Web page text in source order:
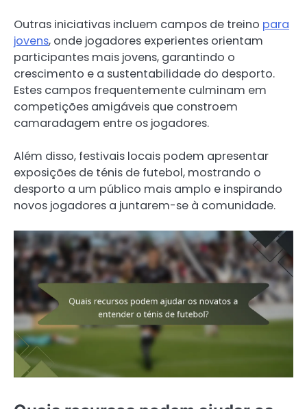
Outras iniciativas incluem campos de treino para
jovens, onde jogadores experientes orientam
participantes mais jovens, garantindo o
crescimento e a sustentabilidade do desporto.
Estes campos frequentemente culminam em
competições amigáveis que constroem
camaradagem entre os jogadores.
Além disso, festivais locais podem apresentar
exposições de ténis de futebol, mostrando o
desporto a um público mais amplo e inspirando
novos jogadores a juntarem-se à comunidade.